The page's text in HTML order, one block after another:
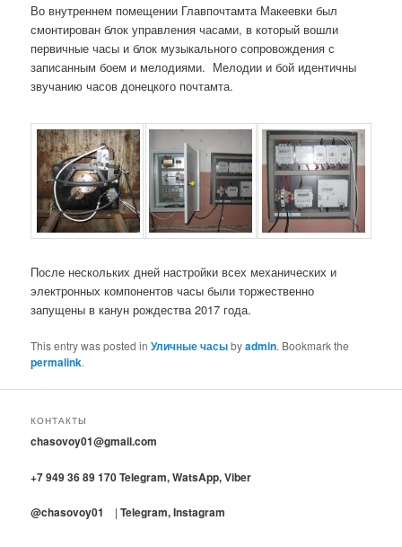
Во внутреннем помещении Главпочтамта Макеевки был
смонтирован блок управления часами, в который вошли
первичные часы и блок музыкального сопровождения с
записанным боем и мелодиями. Мелодии и бой идентичны
звучанию часов донецкого почтамта.
После нескольких дней настройки всех механических и
электронных компонентов часы были торжественно
запущены в канун рождества 2017 года.
This entry was posted inУличные часыbyadmin. Bookmark the
permalink.
КОНТАКТЫ
chasovoy01@gmail.com
+7 949 36 89 170 Telegram, WatsApp, Viber
@chasovoy01 |Telegram, Instagram